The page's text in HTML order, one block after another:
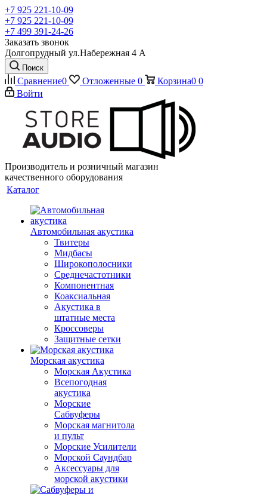
+7 925 221-10-09
+7 925 221-10-09
+7 499 391-24-26
Заказать звонок
Долгопрудный ул.Набережная 4 А
Поиск
Сравнение0 Отложенные 0 Корзина0 0
Войти
Производитель и розничный магазин
качественного оборудования
Каталог
Автомобильная акустика
Твитеры
Мидбасы
Широкополосники
Среднечастотники
Компонентная
Коаксиальная
Акустика в
штатные места
Кроссоверы
Защитные сетки
Морская акустика
Морская Акустика
Всепогодная
акустика
Морские
Сабвуферы
Морская магнитола
и пульт
Морские Усилители
Морской Cаундбар
Аксессуары для
морской акустики